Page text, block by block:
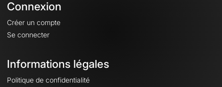
Connexion
Créer un compte
Se connecter
Informations légales
Politique de confidentialité